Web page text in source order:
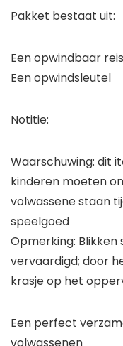
Pakket bestaat uit:
Een opwindbaar
Een opwindsleutel
Notitie:
Waarschuwing: dit
kinderen moeten
volwassene staan
speelgoed
Opmerking:
vervaardigd; door
krasje op het
Een perfect